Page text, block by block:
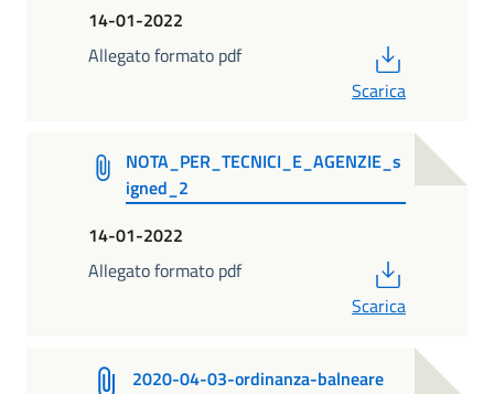
14-01-2022
Allegato formato pdf
Scarica
NOTA_PER_TECNICI_E_AGENZIE_s
igned_2
14-01-2022
Allegato formato pdf
Scarica
2020-04-03-ordinanza-balneare